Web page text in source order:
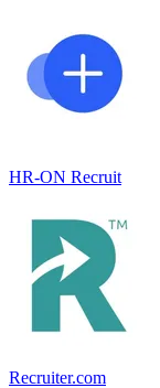
HR-ON Recruit
Recruiter.com